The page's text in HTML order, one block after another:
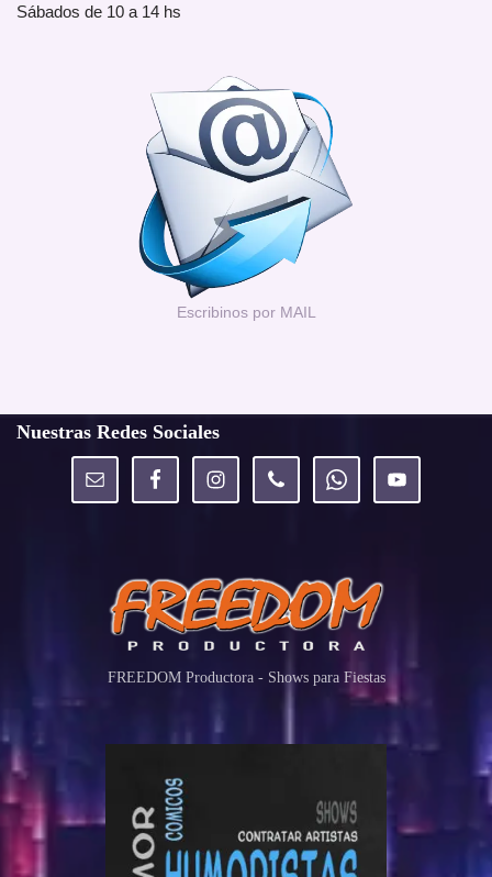
Sábados de 10 a 14 hs
Escribinos por MAIL
Nuestras Redes Sociales
FREEDOM Productora - Shows para Fiestas